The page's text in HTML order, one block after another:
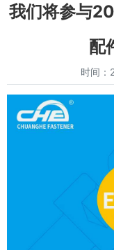
我们将参与
配
时间